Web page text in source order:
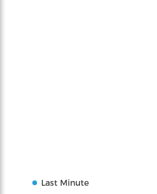
Last Minute